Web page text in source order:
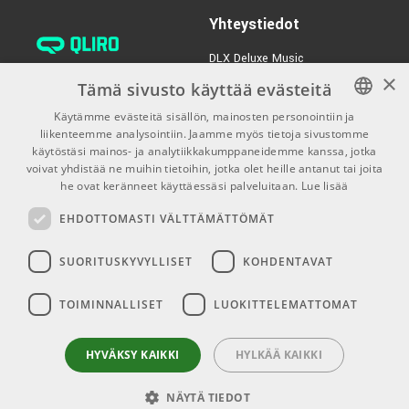
Monitoimintoinen pedaalisisääntulo (Sustain, Footswitch
tai Expression)
Ekologinen suunnittelu
Features:
Velocity-sensitive keybed with hybrid synth-piano feel
1 clickable encoder, 9 encoders, 9 faders (30mm), 6
transport switches, 4 command switches, 1 modulation
pads
Premium music-making software bundle
Creative features like Arpeggiator, Chord play, and Scale
mode
Yhteystiedot
DLX Deluxe Music
verkkokaupan asiakaspalvelu:
tilaus@dlxmusic.fi
Puh: 0207 282240 (arkisin klo
13-17)
Puh: 0207 282250 (myymälä)
00580 Helsinki
Y-tunnus: 1983522-7
La 10-15
FINNISH
FINNISH
×
Tämä sivusto käyttää evästeitä
Käytämme evästeitä sisällön, mainosten personointiin ja
liikenteemme analysointiin. Jaamme myös tietoja sivustomme
käytöstäsi mainos- ja analytiikkakumppaneidemme kanssa, jotka
voivat yhdistää ne muihin tietoihin, jotka olet heille antanut tai joita
he ovat keränneet käyttäessäsi palveluitaan. Lue lisää
EHDOTTOMASTI VÄLTTÄMÄTTÖMÄT
SUORITUSKYVYLLISET KOHDENTAVAT
TOIMINNALLISET LUOKITTELEMATTOMAT
HYVÄKSY KAIKKI HYLKÄÄ KAIKKI
NÄYTÄ TIEDOT